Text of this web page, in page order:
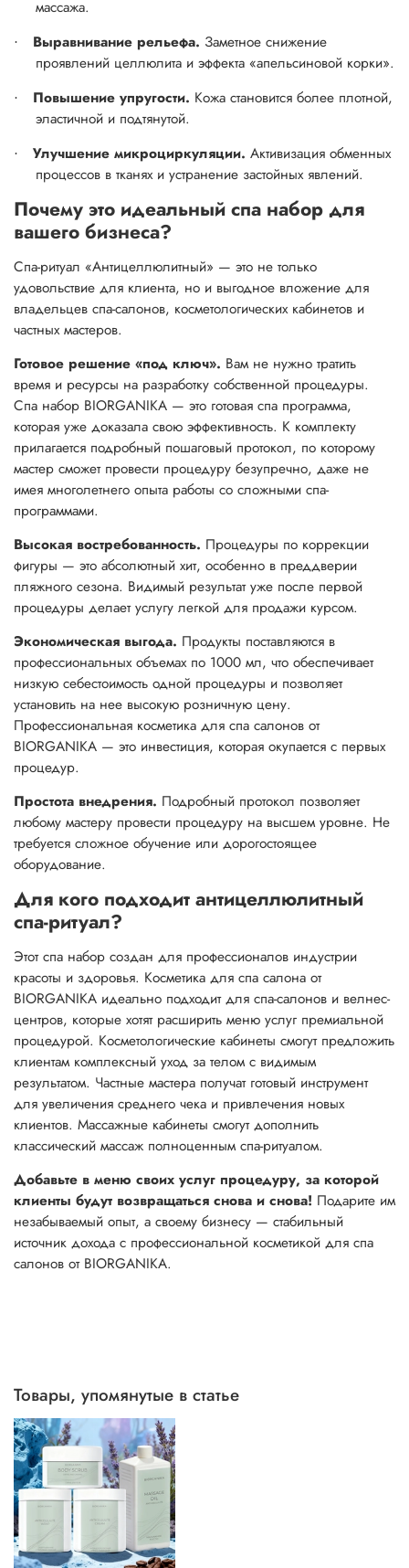
массажа.
· Выравнивание рельефа. Заметное снижение
проявлений целлюлита и эффекта «апельсиновой корки».
· Повышение упругости. Кожа становится более плотной,
эластичной и подтянутой.
· Улучшение микроциркуляции. Активизация обменных
процессов в тканях и устранение застойных явлений.
Почему это идеальный спа набор для
вашего бизнеса?
Спа-ритуал «Антицеллюлитный» — это не только
удовольствие для клиента, но и выгодное вложение для
владельцев спа-салонов, косметологических кабинетов и
частных мастеров.
Готовое решение «под ключ». Вам не нужно тратить
время и ресурсы на разработку собственной процедуры.
Спа набор BIORGANIKA — это готовая спа программа,
которая уже доказала свою эффективность. К комплекту
прилагается подробный пошаговый протокол, по которому
мастер сможет провести процедуру безупречно, даже не
имея многолетнего опыта работы со сложными спа-
программами.
Высокая востребованность. Процедуры по коррекции
фигуры — это абсолютный хит, особенно в преддверии
пляжного сезона. Видимый результат уже после первой
процедуры делает услугу легкой для продажи курсом.
Экономическая выгода. Продукты поставляются в
профессиональных объемах по 1000 мл, что обеспечивает
низкую себестоимость одной процедуры и позволяет
установить на нее высокую розничную цену.
Профессиональная косметика для спа салонов от
BIORGANIKA — это инвестиция, которая окупается с первых
процедур.
Простота внедрения. Подробный протокол позволяет
любому мастеру провести процедуру на высшем уровне. Не
требуется сложное обучение или дорогостоящее
оборудование.
Для кого подходит антицеллюлитный
спа-ритуал?
Этот спа набор создан для профессионалов индустрии
красоты и здоровья. Косметика для спа салона от
BIORGANIKA идеально подходит для спа-салонов и велнес-
центров, которые хотят расширить меню услуг премиальной
процедурой. Косметологические кабинеты смогут предложить
клиентам комплексный уход за телом с видимым
результатом. Частные мастера получат готовый инструмент
для увеличения среднего чека и привлечения новых
клиентов. Массажные кабинеты смогут дополнить
классический массаж полноценным спа-ритуалом.
Добавьте в меню своих услуг процедуру, за которой
клиенты будут возвращаться снова и снова! Подарите им
незабываемый опыт, а своему бизнесу — стабильный
источник дохода с профессиональной косметикой для спа
салонов от BIORGANIKA.
Товары, упомянутые в статье